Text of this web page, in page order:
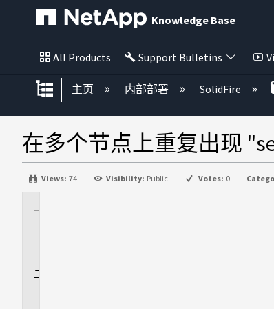
Knowledge Base
All Products Support Bulletins
扩展/隐缩全局层次
主页 内部部署 SolidFire
在多个节点上重复出现
Views: 74 Visibility: Public Votes: 0